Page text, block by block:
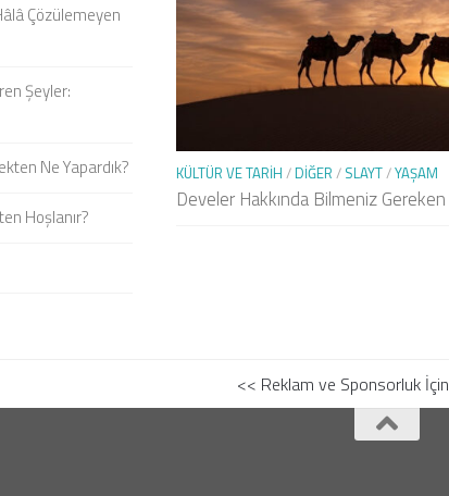
Çözülemeyen
Şeyler:
Ne Yapardık?
Hoşlanır?
KÜLTÜR VE TARIH / DIĞER / SLAYT/YAŞAM
Develer Hakkında Bilmeniz
<< Reklam ve Sponsorluk İçin